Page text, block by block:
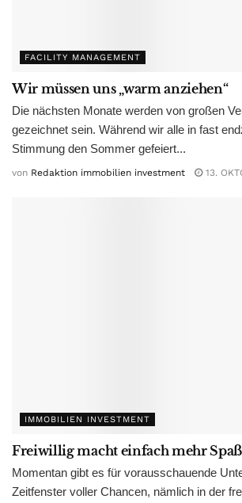
FACILITY MANAGEMENT
Wir müssen uns „warm anziehen“
Die nächsten Monate werden von großen
gezeichnet sein. Während wir alle in fast
Stimmung den Sommer gefeiert...
von Redaktion immobilien investment 13.
IMMOBILIEN INVESTMENT
Freiwillig macht einfach mehr Spaß
Momentan gibt es für vorausschauende
Zeitfenster voller Chancen, nämlich in der